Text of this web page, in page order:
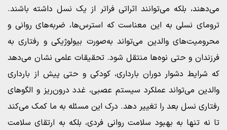
می‌دهند، بلکه می‌توانند اثراتی فراتر از یک نسل داشته باشند.
ترومای نسلی به این معناست که استرس‌ها، ضربه‌های روانی و
محرومیت‌های والدین می‌تواند به‌صورت بیولوژیکی و رفتاری به
فرزندان و حتی نوه‌ها منتقل شود. تحقیقات علمی نشان می‌دهد
که شرایط دشوار دوران بارداری، کودکی و حتی پیش از بارداری
والدین می‌تواند عملکرد سیستم عصبی، غدد درون‌ریز و الگوهای
رفتاری نسل بعد را تغییر دهد. درک این مسئله به ما کمک می‌کند
تا نه تنها به بهبود سلامت روانی فردی، بلکه به ارتقای سلامت